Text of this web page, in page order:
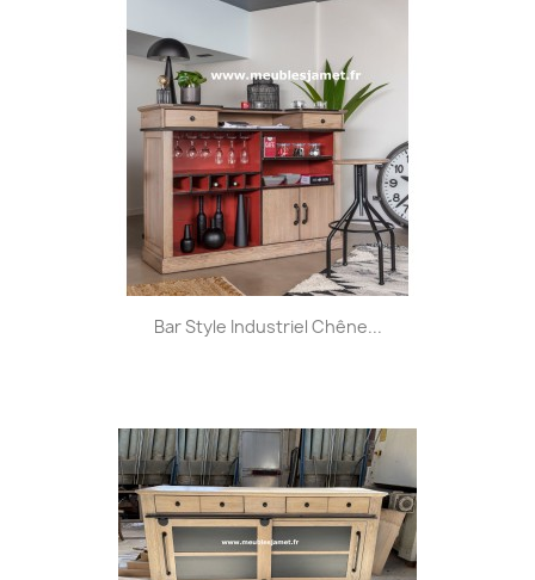
Bar Style Industriel Chêne...